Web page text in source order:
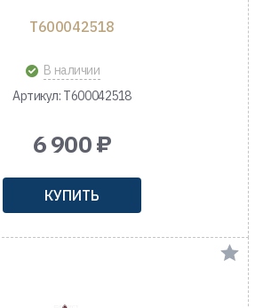
T600042518
В наличии
Артикул: T600042518
6 900 ₽
КУПИТЬ